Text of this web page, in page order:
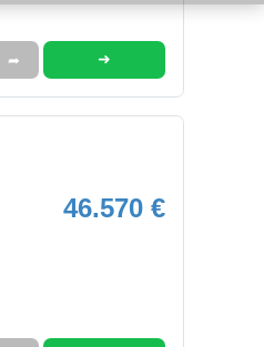
➦ ➜
46.570 €